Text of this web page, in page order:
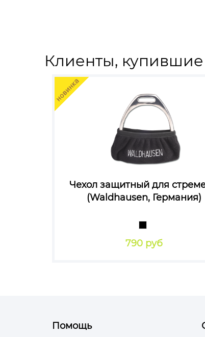
Клиенты, купившие
Чехол защитный для
(Waldhausen, Германия)
790 руб
Помощь